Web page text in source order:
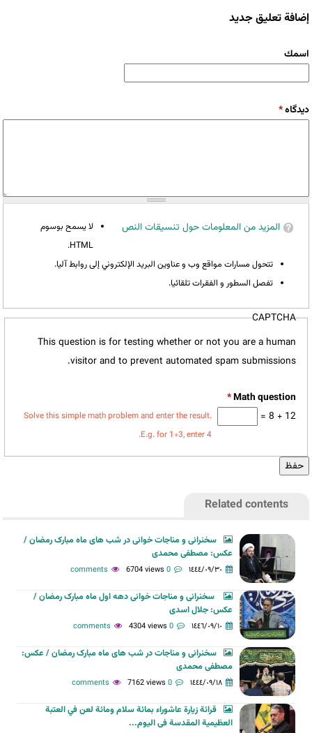
إضافة تعليق جديد
‏اسمك ‏
‏دیدگاه ‏*
المزيد من المعلومات حول تنسيقات النص
لا يسمح بوسوم
HTML.
تتحول مسارات مواقع وب و عناوين البريد الإلكتروني إلى روابط آليا.
تفصل السطور و الفقرات تلقائيا.
CAPTCHA
This question is for testing whether or not you are a human
visitor and to prevent automated spam submissions.
*
12 + 8 =
Solve this simple math problem and enter the result.
E.g. for 1+3, enter 4.
Related contents
سخنرانی و مناجات خوانی در شب های ماه مبارک رمضان /
عکس: مصطفی محمدی
١٤٤٤/٠٩/٣٠ 0 comments
6704 views
سخنرانی و مناجات خوانی دهه اول ماه مبارک رمضان /
عکس: جلال اسدی
١٤٤٦/٠٩/١٠ 0 comments
4304 views
سخنرانی و مناجات در شب های ماه مبارک رمضان / عکس:
مصطفی محمدی
١٤٤٤/٠٩/١٨ 0 comments
7162 views
قرائة زيارة عاشوراء بمائة سلام ومائة لعن في العتبة
العظیمیة المقدسة فی الیوم...